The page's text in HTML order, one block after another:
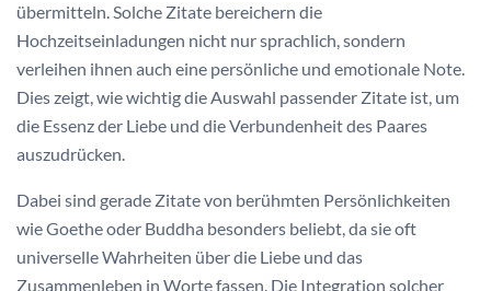
übermitteln. Solche Zitate bereichern die
Hochzeitseinladungen nicht nur sprachlich, sondern
verleihen ihnen auch eine persönliche und emotionale Note.
Dies zeigt, wie wichtig die Auswahl passender Zitate ist, um
die Essenz der Liebe und die Verbundenheit des Paares
auszudrücken.
Dabei sind gerade Zitate von berühmten Persönlichkeiten
wie Goethe oder Buddha besonders beliebt, da sie oft
universelle Wahrheiten über die Liebe und das
Zusammenleben in Worte fassen. Die Integration solcher